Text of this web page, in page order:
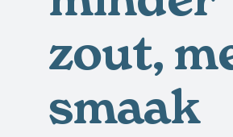
zout,
smaak